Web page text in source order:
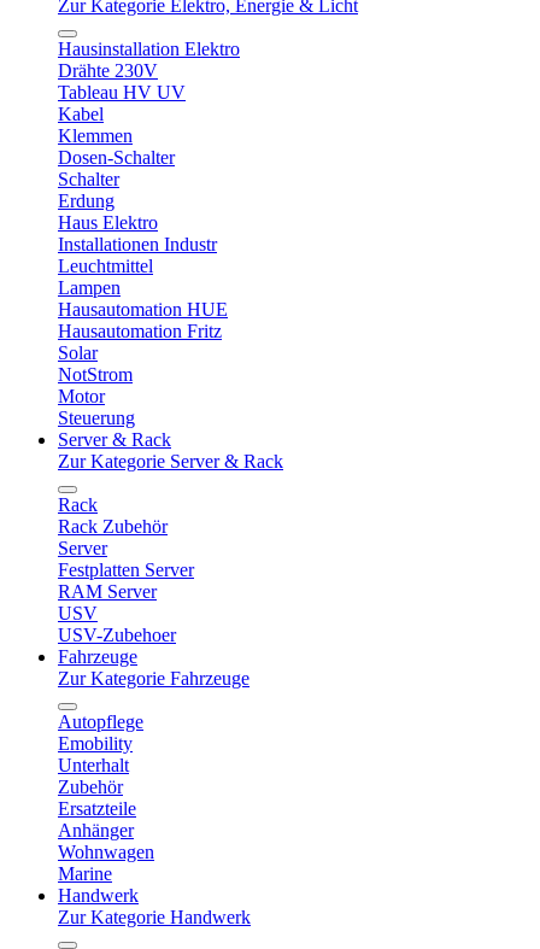
Zur Kategorie Elektro, Energie & Licht
Hausinstallation Elektro
Drähte 230V
Tableau HV UV
Kabel
Klemmen
Dosen-Schalter
Schalter
Erdung
Haus Elektro
Installationen Industr
Leuchtmittel
Lampen
Hausautomation HUE
Hausautomation Fritz
Solar
NotStrom
Motor
Steuerung
Server & Rack
Zur Kategorie Server & Rack
Rack
Rack Zubehör
Server
Festplatten Server
RAM Server
USV
USV-Zubehoer
Fahrzeuge
Zur Kategorie Fahrzeuge
Autopflege
Emobility
Unterhalt
Zubehör
Ersatzteile
Anhänger
Wohnwagen
Marine
Handwerk
Zur Kategorie Handwerk